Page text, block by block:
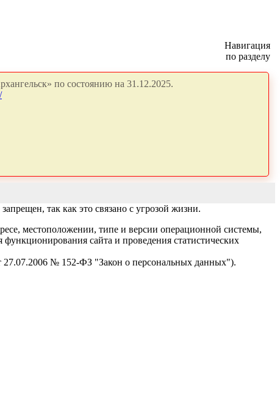
Навигация
по разделу
по состоянию на 31.12.2025.
так как это связано с угрозой жизни.
местоположении, типе и версии операционной системы,
сайта и проведения статистических
27.07.2006 № 152-ФЗ "Закон о персональных данных").